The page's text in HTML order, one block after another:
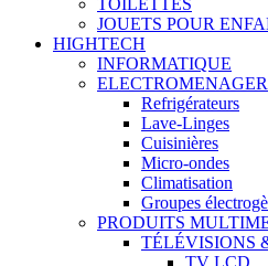
TOILETTES
JOUETS POUR
HIGHTECH
INFORMATIQUE
ELECTROMENAGER
Refrigérateurs
Lave-Linges
Cuisinières
Micro-ondes
Climatisation
Groupes
PRODUITS
TÉLÉVISIONS
TV LCD